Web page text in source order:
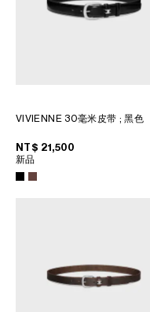
VIVIENNE 30毫米皮带 ; 黑色
NT$ 21,500
新品
澳門特別行政區
南韓
印度
巴基斯坦
新加坡